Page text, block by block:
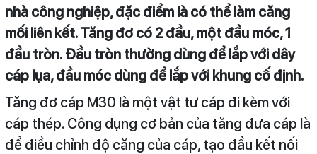
nhà công nghiệp, đặc điểm là có thể làm căng
mối liên kết. Tăng đơ có 2 đầu, một đầu móc, 1
đầu tròn. Đầu tròn thường dùng để lắp với dây
cáp lụa, đầu móc dùng để lắp với khung cố định.
Tăng đơ cáp M30 là một vật tư cáp đi kèm với
cáp thép. Công dụng cơ bản của tăng đưa cáp là
để điều chỉnh độ căng của cáp, tạo đầu kết nối